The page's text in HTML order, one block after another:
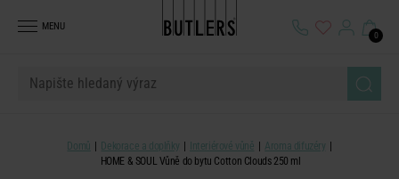
MENU
0
Domů Dekorace a doplňky Interiérové vůně
Aroma difuzéry
HOME & SOUL Vůně do bytu Cotton Clouds 250 ml